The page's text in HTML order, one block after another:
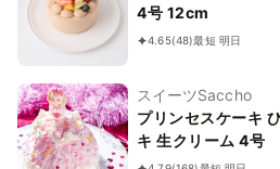
4号 12cm
4.65(48)最短 明日
スイーツSaccho
プリンセスケーキ
キ 生クリーム 4号